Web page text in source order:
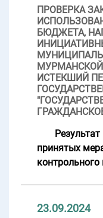
ПРОВЕРКА
БЮДЖЕТА,
МУРМАНСКОЙ
ИСТЕКШИЙ
принятых
23.09.2024